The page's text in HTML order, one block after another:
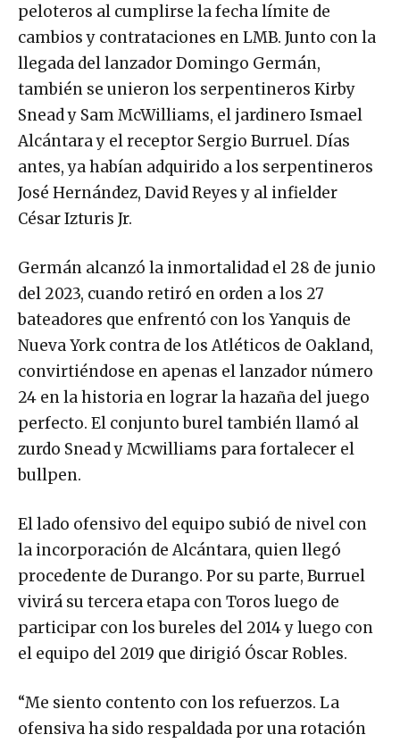
peloteros al cumplirse la fecha límite de
cambios y contrataciones en LMB. Junto con la
llegada del lanzador Domingo Germán,
también se unieron los serpentineros Kirby
Snead y Sam McWilliams, el jardinero Ismael
Alcántara y el receptor Sergio Burruel. Días
antes, ya habían adquirido a los serpentineros
José Hernández, David Reyes y al infielder
César Izturis Jr.
Germán alcanzó la inmortalidad el 28 de junio
del 2023, cuando retiró en orden a los 27
bateadores que enfrentó con los Yanquis de
Nueva York contra de los Atléticos de Oakland,
convirtiéndose en apenas el lanzador número
24 en la historia en lograr la hazaña del juego
perfecto. El conjunto burel también llamó al
zurdo Snead y Mcwilliams para fortalecer el
bullpen.
El lado ofensivo del equipo subió de nivel con
la incorporación de Alcántara, quien llegó
procedente de Durango. Por su parte, Burruel
vivirá su tercera etapa con Toros luego de
participar con los bureles del 2014 y luego con
el equipo del 2019 que dirigió Óscar Robles.
“Me siento contento con los refuerzos. La
ofensiva ha sido respaldada por una rotación